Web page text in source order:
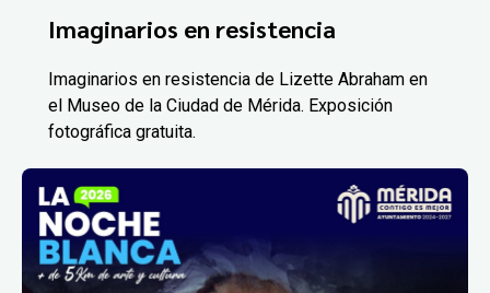
Imaginarios en resistencia
Imaginarios en resistencia de Lizette Abraham en
el Museo de la Ciudad de Mérida. Exposición
fotográfica gratuita.